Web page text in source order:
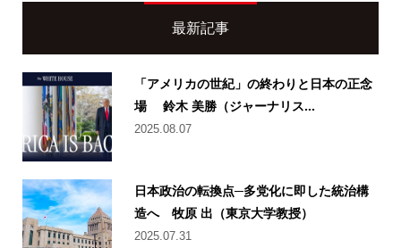
最新記事
「アメリカの世紀」の終わりと日本の正念
場 鈴木 美勝（ジャーナリス...
2025.08.07
日本政治の転換点─多党化に即した統治構
造へ 牧原 出（東京大学教授）
2025.07.31